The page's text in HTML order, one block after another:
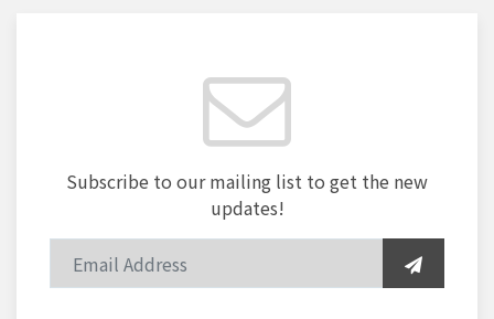
Subscribe to our mailing list to get the new
updates!